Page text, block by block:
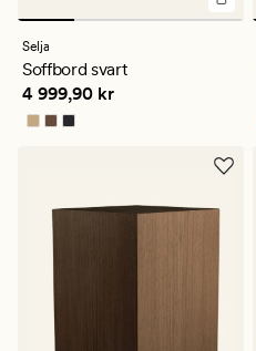
Selja
Soffbord svart
Pris 4 999,90 kr
4 999,90 kr